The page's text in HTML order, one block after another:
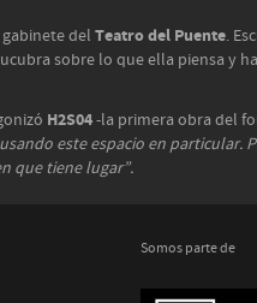
del Teatro del Puente.
sobre lo que ella piensa y
H2S04-la primera obra del
este espacio en
que tiene lugar”.
Somos parte de